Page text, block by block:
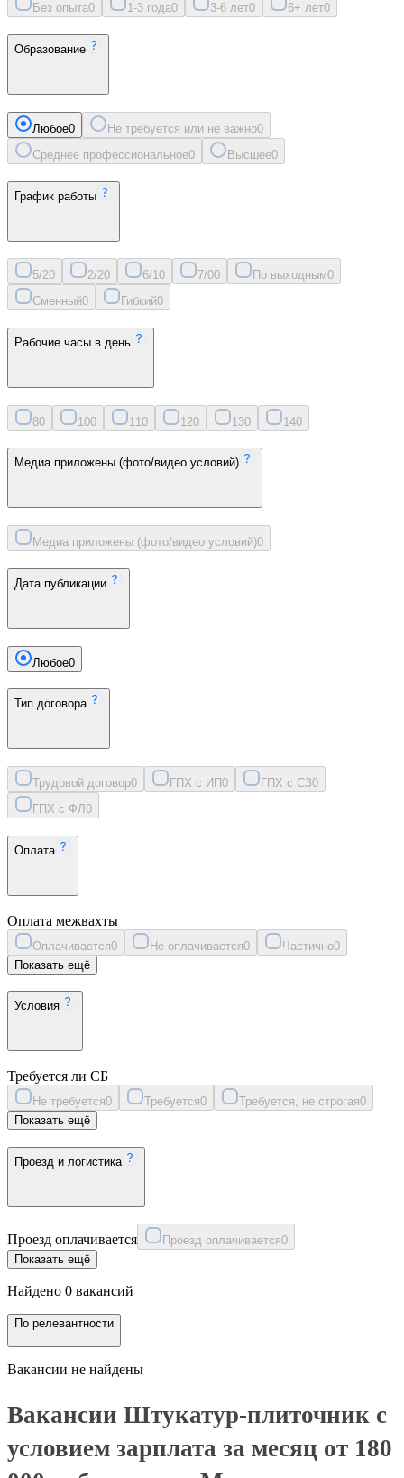
Без опыта0 1-3 года0 3-6 лет0 6+ лет0
Образование
Любое0 Не требуется или не важно0
Среднее профессиональное0 Высшее0
График работы
5/20 2/20 6/10 7/00 По выходным0
Сменный0 Гибкий0
Рабочие часы в день
80 100 11 0 120 130 140
Медиа приложены (фото/видео условий)
Медиа приложены (фото/видео условий)0
Дата публикации
Любое0
Тип договора
Трудовой договор0 ГПХ с ИП0 ГПХ с СЗ0
ГПХ с ФЛ 0
Оплата
Оплата межвахты
Оплачивается0 Не оплачивается0 Частично0
Показать ещё
Условия
Требуется ли СБ
Не требуется0 Требуется0 Требуется, не строгая0
Показать ещё
Проезд и логистика
Проезд оплачивается Проезд оплачивается0
Показать ещё
Найдено 0 вакансий
По релевантности
Вакансии не найдены
Вакансии Штукатур-плиточник с
условием зарплата за месяц от 180